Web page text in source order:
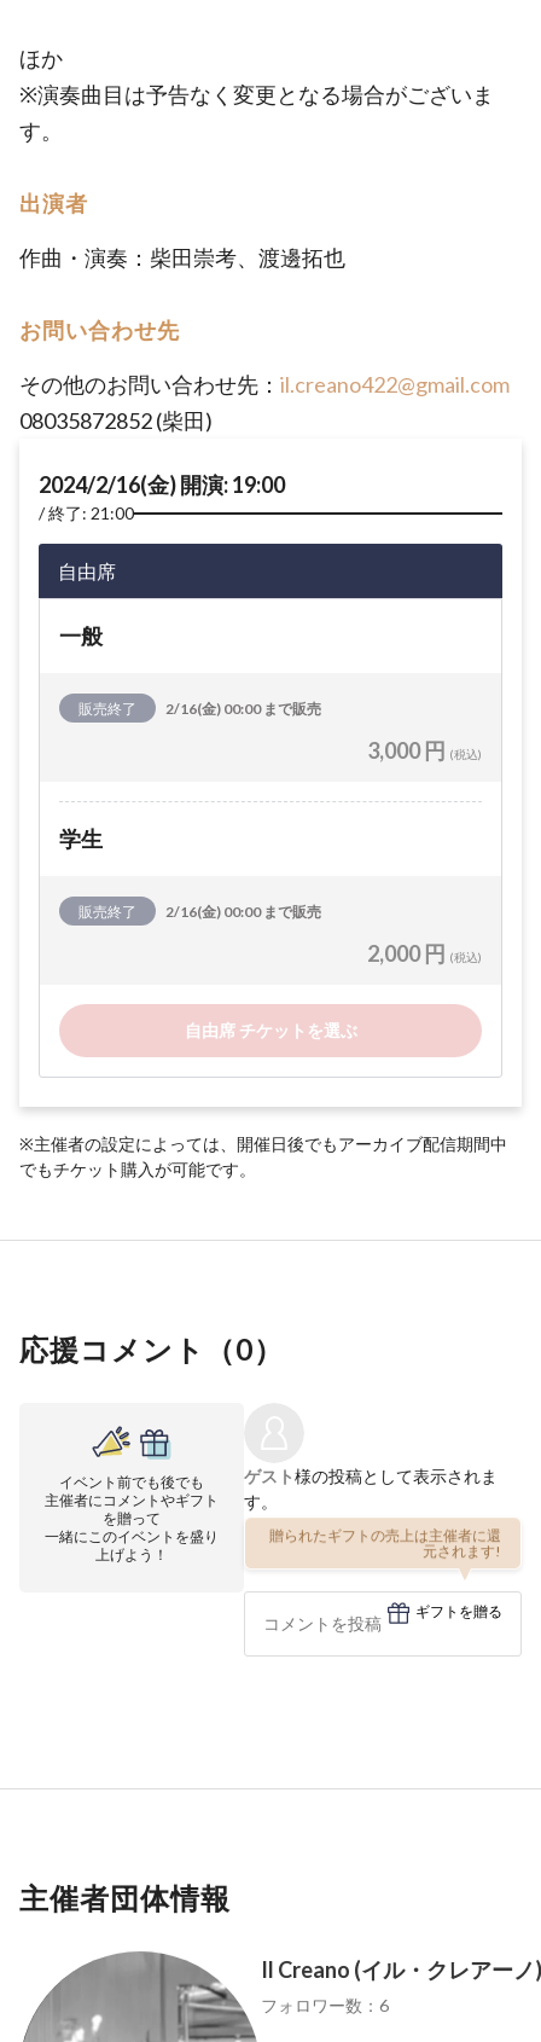
ほか
※演奏曲目は予告なく変更となる場合がございま
す。
出演者
作曲・演奏：柴田崇考、渡邊拓也
お問い合わせ先
その他のお問い合わせ先： il.creano422@gmail.com
08035872852 (柴田)
2024/2/16(金) 開演: 19:00
終了: 21:00
自由席
一般
販売終了 2/16(金) 00:00 まで販売
3,000 円 (税込)
学生
販売終了 2/16(金) 00:00 まで販売
2,000 円 (税込)
自由席 チケットを選ぶ
※主催者の設定によっては、開催日後でもアーカイブ配信期間中
でもチケット購入が可能です。
応援コメント（0）
イベント前でも後でも
主催者にコメントやギフト
を贈って
一緒にこのイベントを盛り
上げよう！
ゲスト様の投稿として表示されま
す。
贈られたギフトの売上は主催者に還
元されます!
ギフトを贈る
主催者団体情報
Il Creano (イル・クレアーノ)
フォロワー数：6